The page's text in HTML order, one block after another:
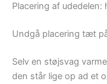
Placering af
Undgå placering tæt
Selv en støjsvag
den står lige op ad et